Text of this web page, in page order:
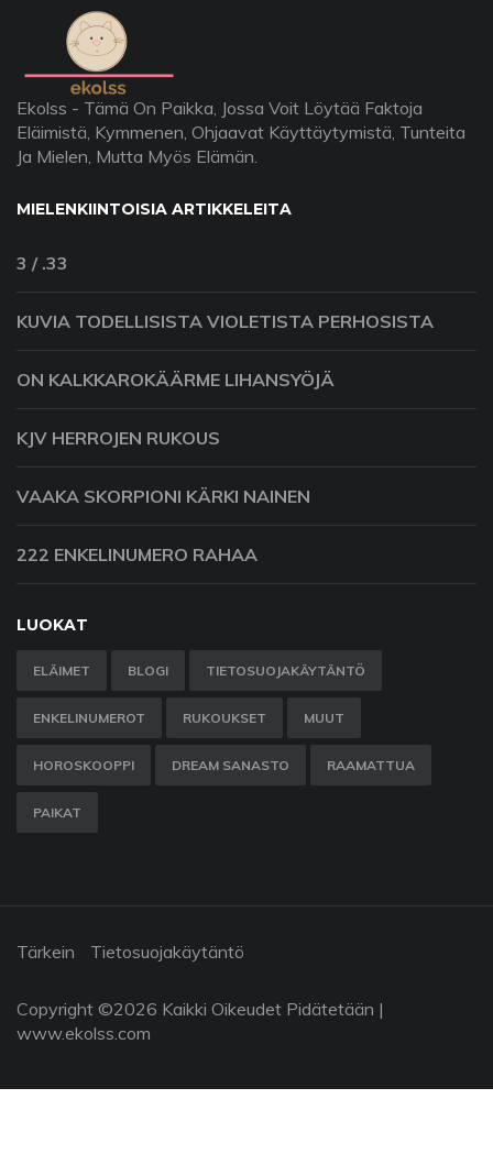
Ekolss - Tämä On Paikka, Jossa Voit Löytää Faktoja
Eläimistä, Kymmenen, Ohjaavat Käyttäytymistä, Tunteita
Ja Mielen, Mutta Myös Elämän.
MIELENKIINTOISIA ARTIKKELEITA
3 / .33
KUVIA TODELLISISTA VIOLETISTA PERHOSISTA
ON KALKKAROKÄÄRME LIHANSYÖJÄ
KJV HERROJEN RUKOUS
VAAKA SKORPIONI KÄRKI NAINEN
222 ENKELINUMERO RAHAA
LUOKAT
ELÄIMET BLOGI TIETOSUOJAKÄYTÄNTÖ
ENKELINUMEROT RUKOUKSET MUUT
HOROSKOOPPI DREAM SANASTO RAAMATTUA
PAIKAT
Tärkein Tietosuojakäytäntö
Copyright ©2026 Kaikki Oikeudet Pidätetään |
www.ekolss.com